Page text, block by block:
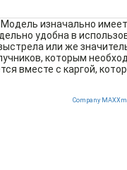
Модель изначально имеет
удобна в
или же
которым
вместе с каргой,
Company